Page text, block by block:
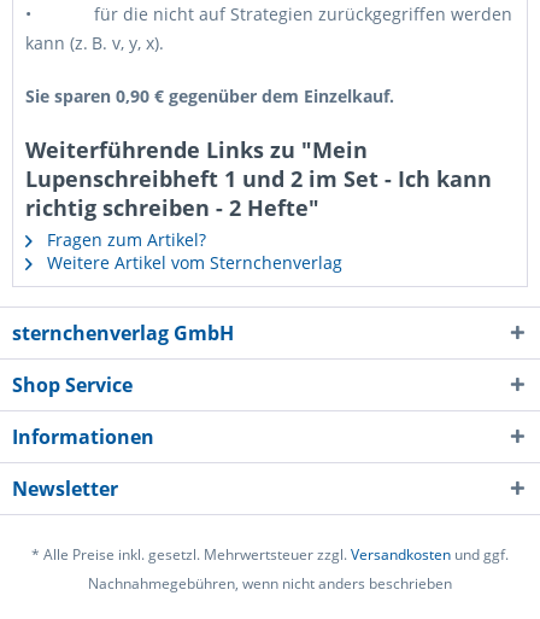
• für die nicht auf Strategien zurückgegriffen werden
kann (z. B. v, y, x).
Sie sparen 0,90 € gegenüber dem Einzelkauf.
Weiterführende Links zu "Mein
Lupenschreibheft 1 und 2 im Set - Ich kann
richtig schreiben - 2 Hefte"
Fragen zum Artikel?
Weitere Artikel vom Sternchenverlag
sternchenverlag GmbH
Shop Service
Informationen
Newsletter
* Alle Preise inkl. gesetzl. Mehrwertsteuer zzgl.Versandkosten und ggf.
Nachnahmegebühren, wenn nicht anders beschrieben